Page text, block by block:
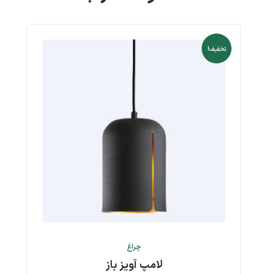
تخفیف!
چراغ
لامپ آویز باز